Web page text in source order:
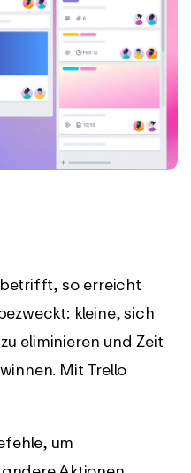
so erreicht
kleine, sich
eliminieren und Zeit
Mit Trello
um